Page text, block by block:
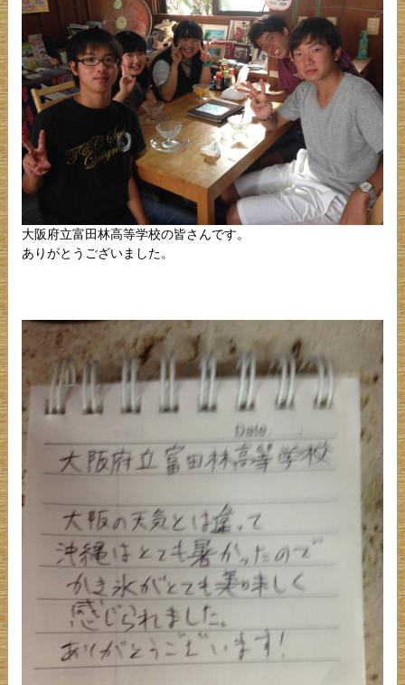
大阪府立富田林高等学校の皆さんです。
ありがとうございました。